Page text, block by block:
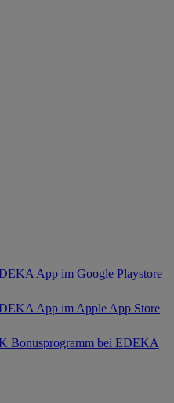
App im Google Playstore
App im Apple App Store
Bonusprogramm bei EDEKA